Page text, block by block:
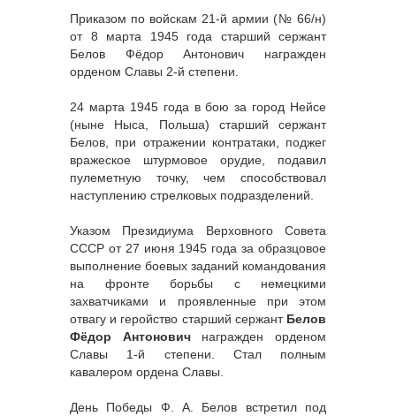
Приказом по войскам 21-й армии (№ 66/н)
от 8 марта 1945 года старший сержант
Белов Фёдор Антонович награжден
орденом Славы 2-й степени.
24 марта 1945 года в бою за город Нейсе
(ныне Ныса, Польша) старший сержант
Белов, при отражении контратаки, поджег
вражеское штурмовое орудие, подавил
пулеметную точку, чем способствовал
наступлению стрелковых подразделений.
Указом Президиума Верховного Совета
СССР от 27 июня 1945 года за образцовое
выполнение боевых заданий командования
на фронте борьбы с немецкими
захватчиками и проявленные при этом
отвагу и геройство старший сержант Белов
Фёдор Антоновичнагражден орденом
Славы 1-й степени. Стал полным
кавалером ордена Славы.
День Победы Ф. А. Белов встретил под